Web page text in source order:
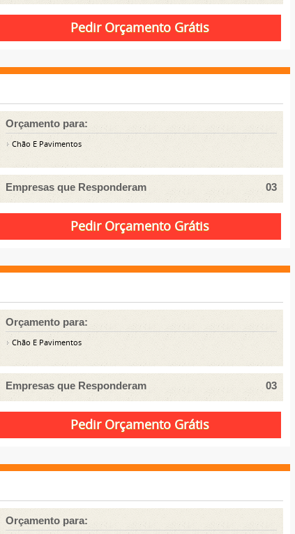
Orçamento para:
Chão E Pavimentos
Empresas que Responderam 03
Orçamento para:
Chão E Pavimentos
Empresas que Responderam 03
Orçamento para: